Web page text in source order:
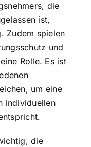
die
ist,
Zudem spielen
und
Rolle. Es ist
um eine
individuellen
die